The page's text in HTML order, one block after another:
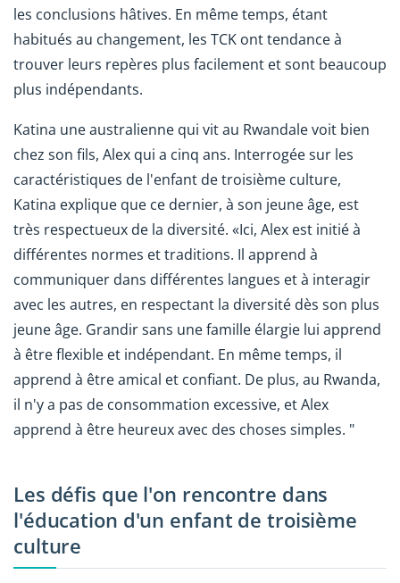
les conclusions hâtives. En même temps, étant
habitués au changement, les TCK ont tendance à
trouver leurs repères plus facilement et sont beaucoup
plus indépendants.
Katina une australienne qui vit au Rwandale voit bien
chez son fils, Alex qui a cinq ans. Interrogée sur les
caractéristiques de l'enfant de troisième culture,
Katina explique que ce dernier, à son jeune âge, est
très respectueux de la diversité. «Ici, Alex est initié à
différentes normes et traditions. Il apprend à
communiquer dans différentes langues et à interagir
avec les autres, en respectant la diversité dès son plus
jeune âge. Grandir sans une famille élargie lui apprend
à être flexible et indépendant. En même temps, il
apprend à être amical et confiant. De plus, au Rwanda,
il n'y a pas de consommation excessive, et Alex
apprend à être heureux avec des choses simples. "
Les défis que l'on rencontre dans
l'éducation d'un enfant de troisième
culture